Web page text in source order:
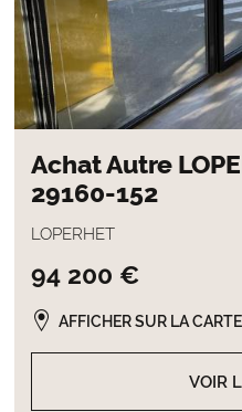
Achat Autre
29160-152
LOPERHET
94 200 €
VOIR
AFFICHER SUR LA CARTE